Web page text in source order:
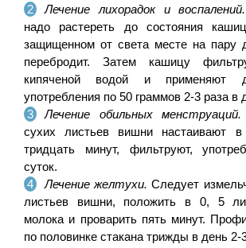
Лечение лихорадок и воспалений.
надо растереть до состояния
защищенном от света месте на пару
перебродит. Затем кашицу
кипяченой водой и применяют
употребления по 50 граммов 2-3 раза в
Лечение обильных менструаций.
сухих листьев вишни настаивают в
тридцать минут, фильтруют,
суток.
Лечение желтухи. Следует
листьев вишни, положить в 0, 5
молока и проварить пять минут.
по половинке стакана трижды в день 2-